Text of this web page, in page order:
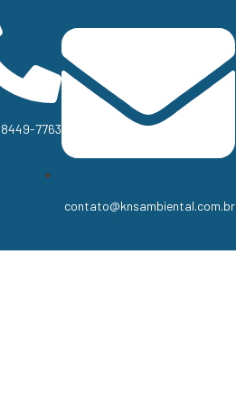
7763
contato@knsambiental.com.br